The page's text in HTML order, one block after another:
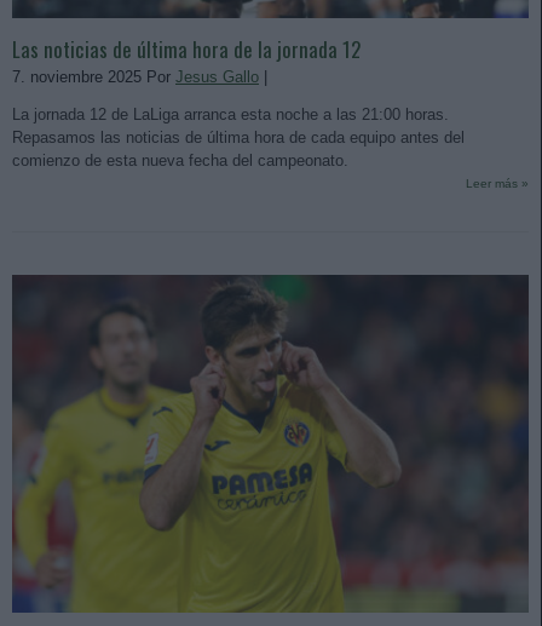
Las noticias de última hora de la jornada 12
7. noviembre 2025 Por Jesus Gallo
La jornada 12 de LaLiga arranca esta noche a las 21:00 horas.
Repasamos las noticias de última hora de cada equipo antes del
comienzo de esta nueva fecha del campeonato.
Leer más »